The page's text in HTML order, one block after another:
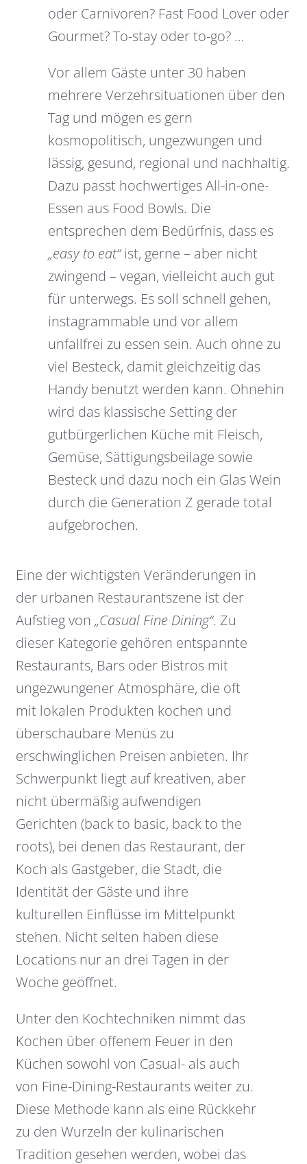
oder Carnivoren? Fast Food Lover oder
Gourmet? To-stay oder to-go? …
Vor allem Gäste unter 30 haben
mehrere Verzehrsituationen über den
Tag und mögen es gern
kosmopolitisch, ungezwungen und
lässig, gesund, regional und nachhaltig.
Dazu passt hochwertiges All-in-one-
Essen aus Food Bowls. Die
entsprechen dem Bedürfnis, dass es
„easy to eat“ist, gerne – aber nicht
zwingend – vegan, vielleicht auch gut
für unterwegs. Es soll schnell gehen,
instagrammable und vor allem
unfallfrei zu essen sein. Auch ohne zu
viel Besteck, damit gleichzeitig das
Handy benutzt werden kann. Ohnehin
wird das klassische Setting der
gutbürgerlichen Küche mit Fleisch,
Gemüse, Sättigungsbeilage sowie
Besteck und dazu noch ein Glas Wein
durch die Generation Z gerade total
aufgebrochen.
Eine der wichtigsten Veränderungen in
der urbanen Restaurantszene ist der
Aufstieg von„Casual Fine Dining“. Zu
dieser Kategorie gehören entspannte
Restaurants, Bars oder Bistros mit
ungezwungener Atmosphäre, die oft
mit lokalen Produkten kochen und
überschaubare Menüs zu
erschwinglichen Preisen anbieten. Ihr
Schwerpunkt liegt auf kreativen, aber
nicht übermäßig aufwendigen
Gerichten (back to basic, back to the
roots), bei denen das Restaurant, der
Koch als Gastgeber, die Stadt, die
Identität der Gäste und ihre
kulturellen Einflüsse im Mittelpunkt
stehen. Nicht selten haben diese
Locations nur an drei Tagen in der
Woche geöffnet.
Unter den Kochtechniken nimmt das
Kochen über offenem Feuer in den
Küchen sowohl von Casual- als auch
von Fine-Dining-Restaurants weiter zu.
Diese Methode kann als eine Rückkehr
zu den Wurzeln der kulinarischen
Tradition gesehen werden, wobei das